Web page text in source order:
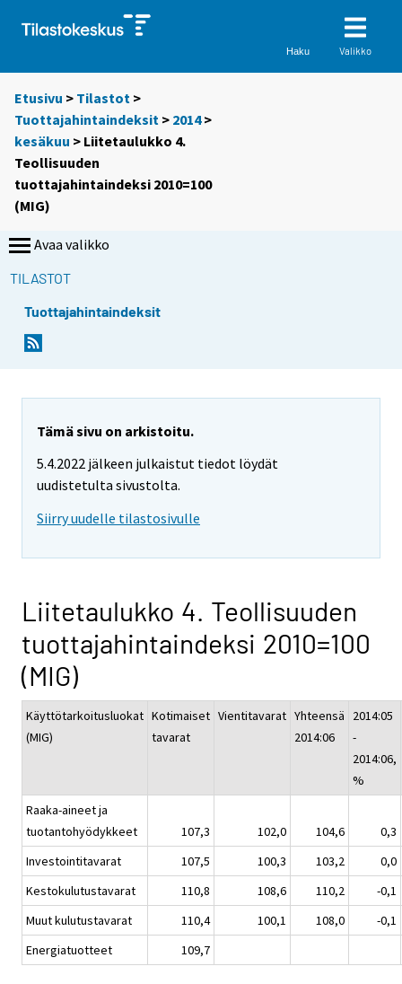
Haku Valikko
Etusivu > Tilastot >
Tuottajahintaindeksit > 2014>
kesäkuu > Liitetaulukko 4.
Teollisuuden
tuottajahintaindeksi 2010=100
(MIG)
Avaa valikko
TILASTOT
Tuottajahintaindeksit
Tämä sivu on arkistoitu.
5.4.2022 jälkeen julkaistut tiedot löydät
uudistetulta sivustolta.
Siirry uudelle tilastosivulle
Liitetaulukko 4. Teollisuuden
tuottajahintaindeksi 2010=100
(MIG)
Käyttötarkoitusluokat
(MIG)
Kotimaiset
tavarat
Vientitavarat Yhteensä
2014:06
2014:05
-
2014:06,
%
Raaka-aineet ja
tuotantohyödykkeet
107,3 102,0 104,6
0,3
Investointitavarat
107,5 100,3 103,2
0,0
Kestokulutustavarat
110,8 108,6 110,2
-0,1
Muut kulutustavarat
110,4 100,1 108,0
-0,1
Energiatuotteet
109,7